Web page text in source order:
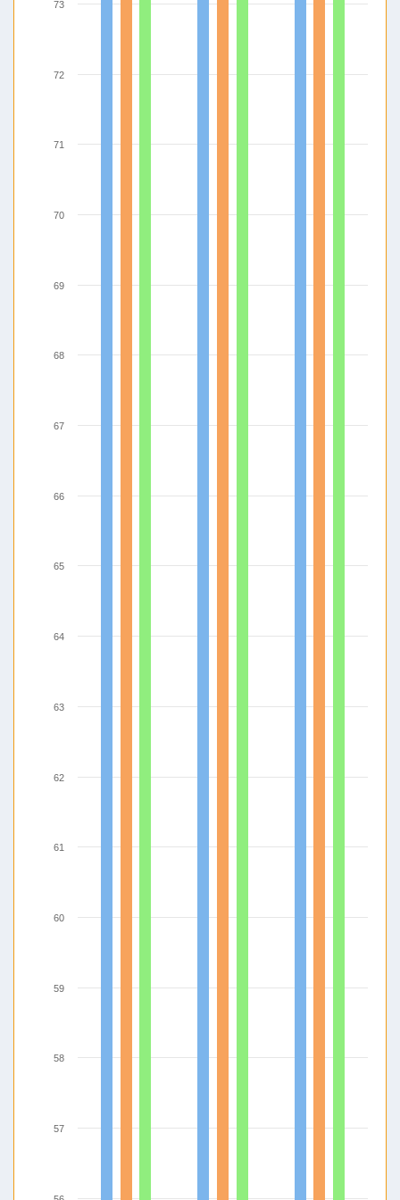
60
57
58
59
61
62
63
64
65
66
67
68
69
70
71
72
73